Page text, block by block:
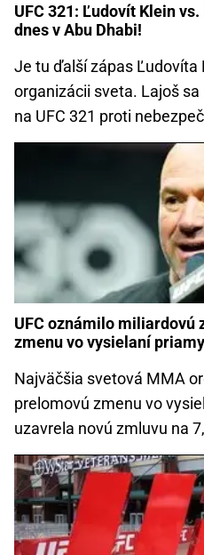
UFC 321: Ľudovít Klein
dnes v Abu Dhabi!
Je tu ďalší zápas Ľudovíta
organizácii sveta. Lajoš
na UFC 321 proti
UFC oznámilo miliardovú
zmenu vo vysielaní
Najväčšia svetová MMA
prelomovú zmenu vo
uzavrela novú zmluvu na